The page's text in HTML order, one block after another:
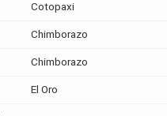
Cotopaxi
Chimborazo
Chimborazo
El Oro